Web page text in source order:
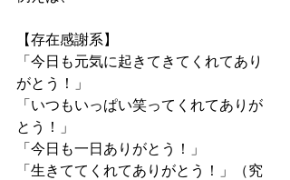
【存在感謝系】
「今日も元気に起きてきてくれてあり
がとう！」
「いつもいっぱい笑ってくれてありが
とう！」
「今日も一日ありがとう！」
「生きててくれてありがとう！」（究